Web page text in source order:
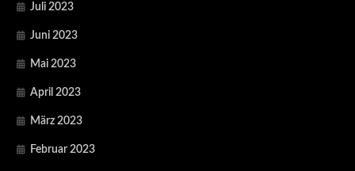
Juli 2023
Juni 2023
Mai 2023
April 2023
März 2023
Februar 2023